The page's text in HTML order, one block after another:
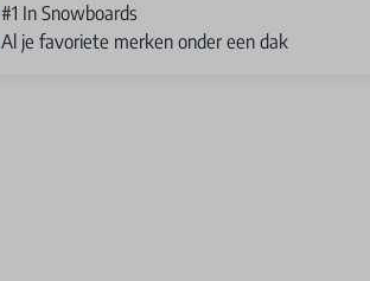
#1 In Snowboards
Al je favoriete merken onder een dak